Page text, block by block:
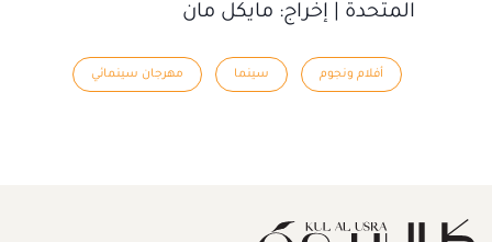
المتحدة | إخراج‫: مايكل مان
أفلام ونجوم سينما مهرجان سينمائي